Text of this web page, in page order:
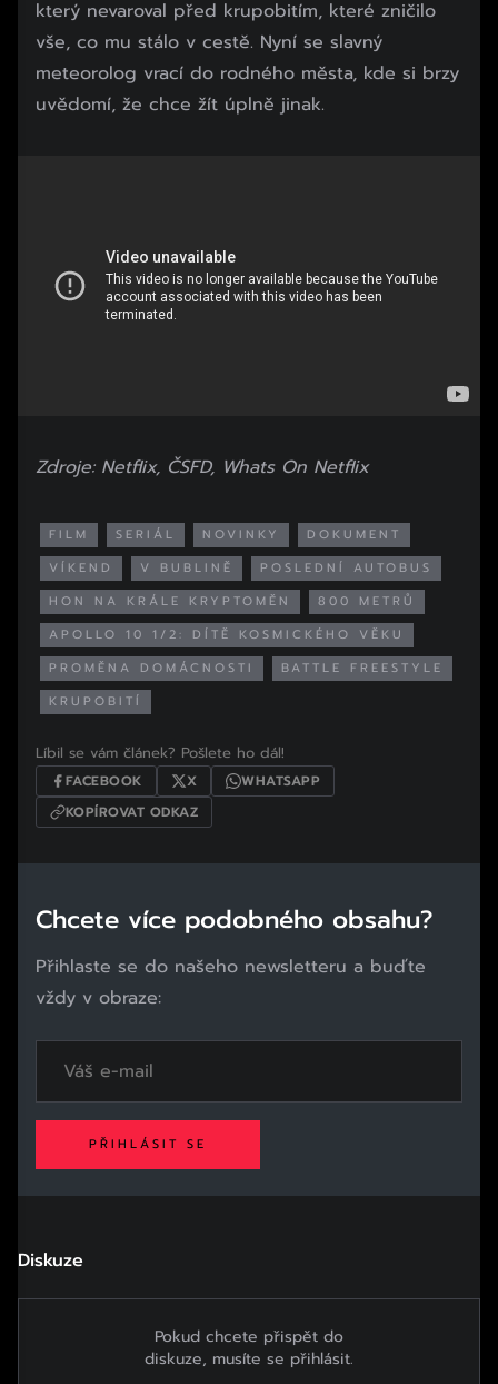
který nevaroval před krupobitím, které zničilo
vše, co mu stálo v cestě. Nyní se slavný
meteorolog vrací do rodného města, kde si brzy
uvědomí, že chce žít úplně jinak.
Zdroje: Netflix, ČSFD, Whats On Netflix
FILM SERIÁL NOVINKY
DOKUMENT
VÍKEND
V BUBLINĚ
POSLEDNÍ AUTOBUS
HON NA KRÁLE KRYPTOMĚN
800 METRŮ
APOLLO 10 1/2: DÍTĚ KOSMICKÉHO VĚKU
PROMĚNA DOMÁCNOSTI
BATTLE FREESTYLE
KRUPOBITÍ
Líbil se vám článek? Pošlete ho dál!
FACEBOOK X
WHATSAPP
KOPÍROVAT ODKAZ
Chcete více podobného obsahu?
Přihlaste se do našeho newsletteru a buďte
vždy v obraze:
PŘIHLÁSIT SE
Diskuze
Pokud chcete přispět do
diskuze, musíte se přihlásit.